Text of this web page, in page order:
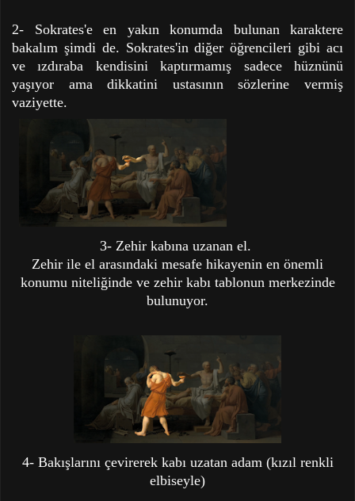
2- Sokrates'e en yakın konumda bulunan karaktere
bakalım şimdi de. Sokrates'in diğer öğrencileri gibi acı
ve ızdıraba kendisini kaptırmamış sadece hüznünü
yaşıyor ama dikkatini ustasının sözlerine vermiş
vaziyette.
3- Zehir kabına uzanan el.
Zehir ile el arasındaki mesafe hikayenin en önemli
konumu niteliğinde ve zehir kabı tablonun merkezinde
bulunuyor.
4- Bakışlarını çevirerek kabı uzatan adam (kızıl renkli
elbiseyle)